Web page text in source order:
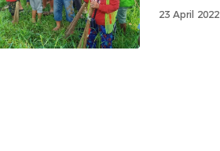
23 April 2022